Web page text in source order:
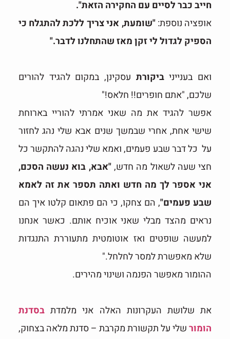
חייב כבר לסיים עם החקירה הזאת".
אופציה נוספת:"שומעת, אני צריך ללכת להתגלח כי
הספיק לגדול לי זקן מאז שהתחלנו לדבר."
ואם בענייניביקורת עסקינן, במקום להגיד להורים
שלכם, "אתם חופרים!! חלאס!"
אפשר להגיד את מה שאני אמרתי להוריי בארוחת
שישי אחת, אחרי שבמשך שנים אבא שלי נהג לחזור
על כל דבר שבע פעמים, ואמא שלי נהגה להתקשר כל
חצי שעה לשאול מה חדש,"אבא, בוא נעשה הסכם,
אני אספר לך מה חדש ואתה תספר את זה לאמא
שבע פעמים", הם צחקו, כי הם פתאום קלטו איך הם
נראים מהצד מבלי שאני אוכיח אותם. כאשר אנחנו
למעשה שופטים ואז אוטומטית מתעוררת התנגדות
שלא מאפשרת למסר לחלחל."
ההומור מאפשר הפנמה ושינוי מהירים.
את שלושת העקרונות האלה אני מלמדתבסדנת
הומורשלי על תקשורת מקרבת – סדנת מלאה בצחוק,